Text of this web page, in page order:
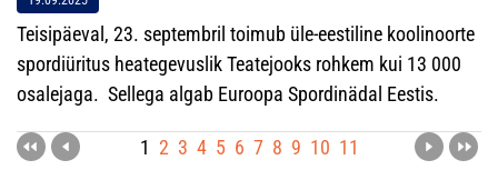
Teisipäeval, 23. septembril toimub üle-eestiline koolinoorte
spordiüritus heategevuslik Teatejooks rohkem kui 13 000
osalejaga. Sellega algab Euroopa Spordinädal Eestis.
1 2 3 4 5 6 7 8 9 10 11